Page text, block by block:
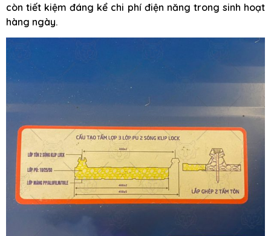
còn tiết kiệm đáng kể chi phí điện năng trong sinh hoạt
hàng ngày.